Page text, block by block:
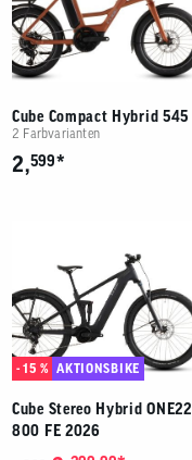
Cube Compact Hybrid
2 Farbvarianten
2,599*
- 15 % AKTIONSBIKE
Cube Stereo Hybrid ONE22
800 FE 2026